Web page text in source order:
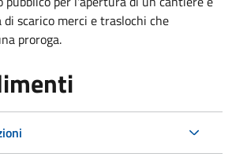
scarico merci e traslochi che
proroga.